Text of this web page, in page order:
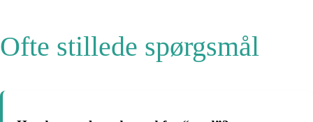
Ofte stillede spørgsmål